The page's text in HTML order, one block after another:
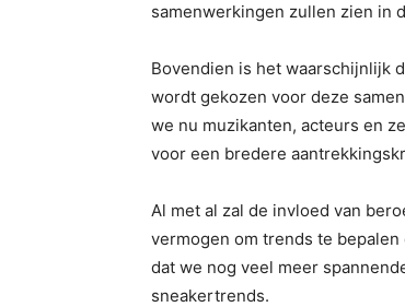
samenwerkingen zullen zien in
Bovendien is het waarschijnlijk
wordt gekozen voor deze
we nu muzikanten, acteurs en
voor een bredere
Al met al zal de invloed van
vermogen om trends te
dat we nog veel meer
sneakertrends.